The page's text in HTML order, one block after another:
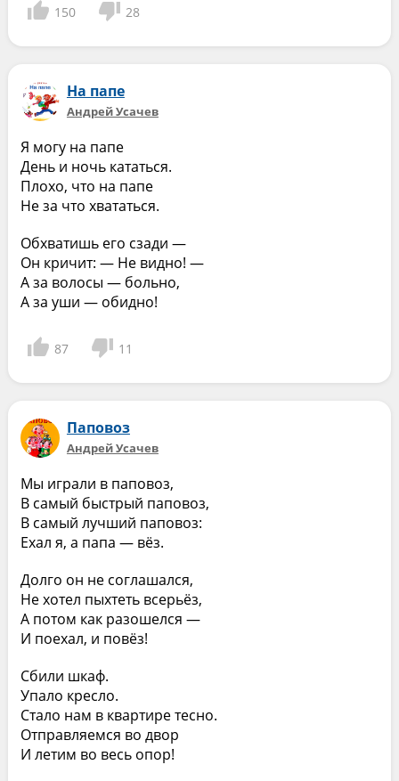
150 28
На папе
Андрей Усачев
Я могу на папе
День и ночь кататься.
Плохо, что на папе
Не за что хвататься.
Обхватишь его сзади —
Он кричит: — Не видно! —
А за волосы — больно,
А за уши — обидно!
87 11
Паповоз
Андрей Усачев
Мы играли в паповоз,
В самый быстрый паповоз,
В самый лучший паповоз:
Ехал я, а папа — вёз.
Долго он не соглашался,
Не хотел пыхтеть всерьёз,
А потом как разошелся —
И поехал, и повёз!
Сбили шкаф.
Упало кресло.
Стало нам в квартире тесно.
Отправляемся во двор
И летим во весь опор!